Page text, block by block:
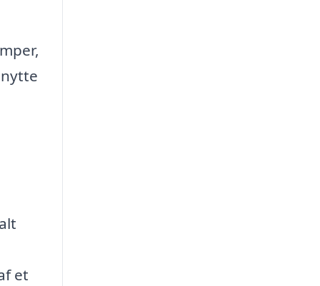
et